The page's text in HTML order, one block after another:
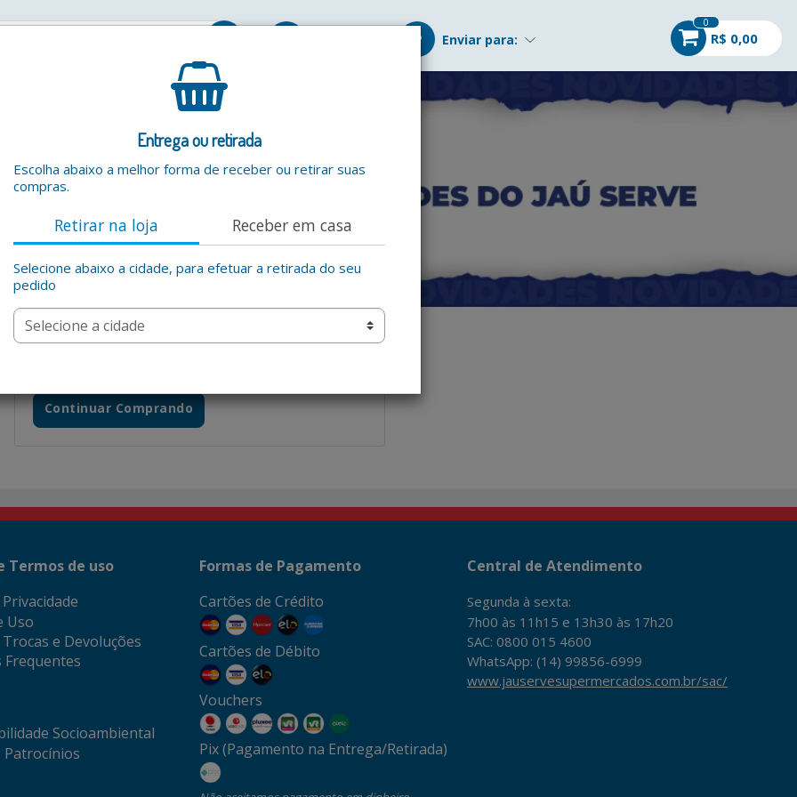
Enviar para:
0
R$ 0,00
Entrega ou retirada
Escolha abaixo a melhor forma de receber ou retirar suas
compras.
Retirar na loja Receber em casa
Selecione abaixo a cidade, para efetuar a retirada do seu
pedido
Continuar Comprando
Termos de uso
Uso
e Devoluções
Socioambiental
Patrocínios
Formas de Pagamento
Cartões de Crédito
Cartões de Débito
Vouchers
Pix (Pagamento na Entrega/Retirada)
Central de Atendimento
Segunda à sexta:
7h00 às 11h15 e 13h30 às 17h20
SAC: 0800 015 4600
WhatsApp: (14) 99856-6999
www.jauservesupermercados.com.br/sac/